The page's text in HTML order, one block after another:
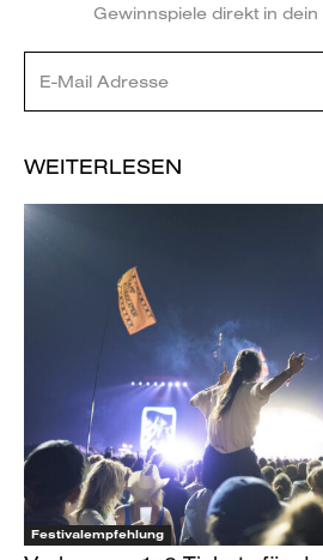
Gewinnspiele direkt in
WEITERLESEN
Festivalempfehlung